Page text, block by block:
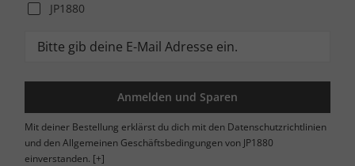
JP1880
Anmelden und Sparen
Mit deiner Bestellung erklärst du dich mit den Datenschutzrichtlinien
und den Allgemeinen Geschäftsbedingungen von JP1880
einverstanden. [+]